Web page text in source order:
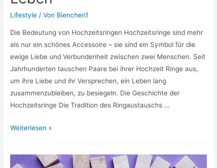
Lifestyle / Von Bienchen1
Die Bedeutung von Hochzeitsringen Hochzeitsringe sind mehr
als nur ein schönes Accessoire – sie sind ein Symbol für die
ewige Liebe und Verbundenheit zwischen zwei Menschen. Seit
Jahrhunderten tauschen Paare bei ihrer Hochzeit Ringe aus,
um ihre Liebe und ihr Versprechen, ein Leben lang
zusammenzubleiben, zu besiegeln. Die Geschichte der
Hochzeitsringe Die Tradition des Ringaustauschs …
Hochzeitsringe:
und
Weiterlesen »